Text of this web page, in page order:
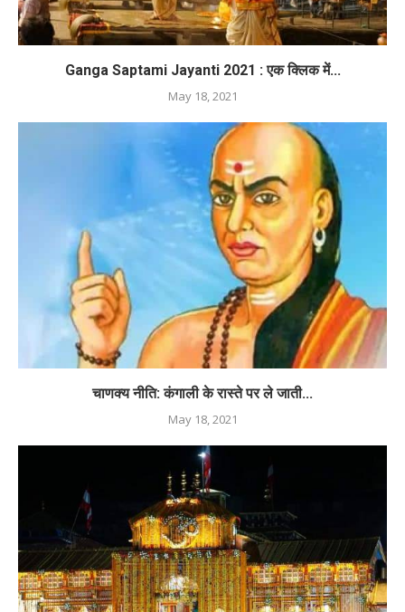
Ganga Saptami Jayanti 2021 : एक क्लिक में...
May 18, 2021
चाणक्य नीति: कंगाली के रास्ते पर ले जाती...
May 18, 2021